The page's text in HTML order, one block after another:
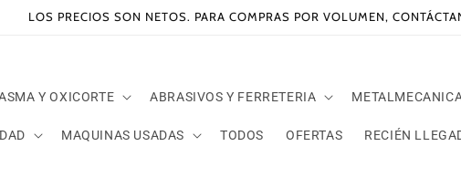
LOS PRECIOS SON NETOS. PARA COMPRAS POR VOLUMEN,
Y OXICORTE ABRASIVOS Y FERRETERIA
MAQUINAS USADAS TODOS OFERTAS RECIÉN